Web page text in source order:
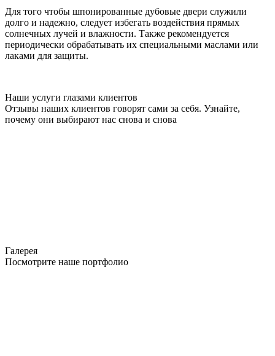
Для того чтобы шпонированные дубовые двери служили
долго и надежно, следует избегать воздействия прямых
солнечных лучей и влажности. Также рекомендуется
периодически обрабатывать их специальными маслами или
лаками для защиты.
Наши услуги глазами клиентов
Отзывы наших клиентов говорят сами за себя. Узнайте,
почему они выбирают нас снова и снова
Галерея
Посмотрите наше портфолио